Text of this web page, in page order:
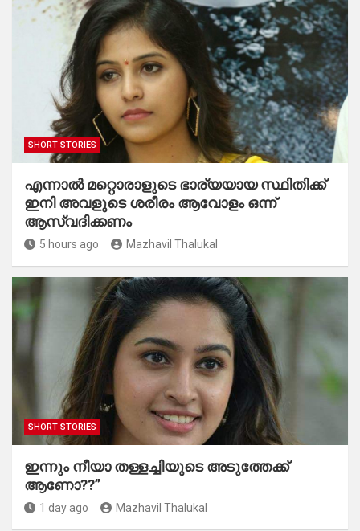
SHORT STORIES
എന്നാൽ മറ്റൊരാളുടെ ഭാര്യയായ സ്ഥിതിക്ക്
ഇനി അവളുടെ ശരീരം ആവോളം ഒന്ന്
ആസ്വദിക്കണം
5 hours ago Mazhavil Thalukal
SHORT STORIES
ഇന്നും നീയാ തള്ളച്ചിയുടെ അടുത്തേക്ക്
ആണോ??”
1 day ago Mazhavil Thalukal